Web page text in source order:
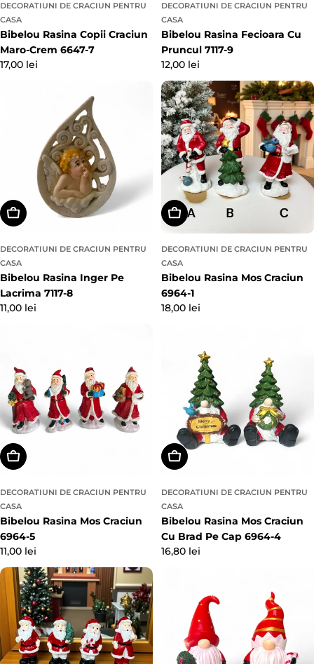
DECORATIUNI DE CRACIUN PENTRU
CASA
Bibelou Rasina Copii Craciun
Maro-Crem 6647-7
Preț
17,00 lei
DECORATIUNI DE CRACIUN PENTRU
CASA
Bibelou Rasina Fecioara Cu
Pruncul 7117-9
Preț
obișnuit
12,00 lei
Adaugă In Coş
DECORATIUNI DE CRACIUN PENTRU
CASA
Bibelou Rasina Inger Pe
Lacrima 7117-8
Preț
11,00 lei
Alegeți Opțiunile
DECORATIUNI DE CRACIUN PENTRU
CASA
Bibelou Rasina Mos Craciun
6964-1
Preț
18,00 lei
Alegeți Opțiunile
DECORATIUNI DE CRACIUN PENTRU
CASA
Bibelou Rasina Mos Craciun
6964-5
Preț
obișnuit
11,00 lei
Alegeți Opțiunile
DECORATIUNI DE CRACIUN PENTRU
CASA
Bibelou Rasina Mos Craciun
Cu Brad Pe Cap 6964-4
Preț
16,80 lei